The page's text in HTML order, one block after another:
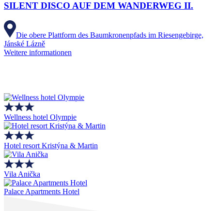
SILENT DISCO AUF DEM WANDERWEG II.
Die obere Plattform des Baumkronenpfads im Riesengebirge,
Jánské Lázně
Weitere informationen
Wellness hotel Olympie
Hotel resort Kristýna & Martin
Vila Anička
Palace Apartments Hotel